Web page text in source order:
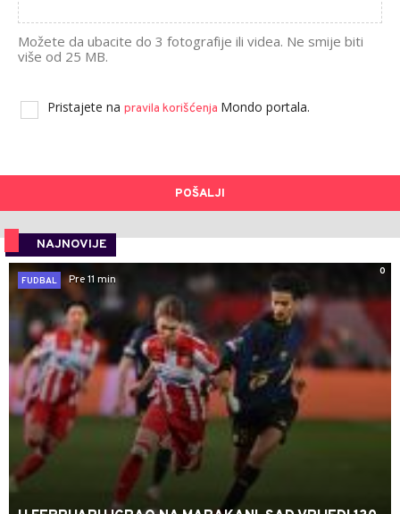
Možete da ubacite do 3 fotografije ili videa. Ne smije biti
više od 25 MB.
Pristajete na pravila korišćenja Mondo portala.
POŠALJI
NAJNOVIJE
0
FUDBAL
Pre 11 min